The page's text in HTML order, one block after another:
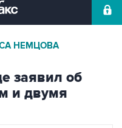
НЕМЦОВА
заявил об
и двумя